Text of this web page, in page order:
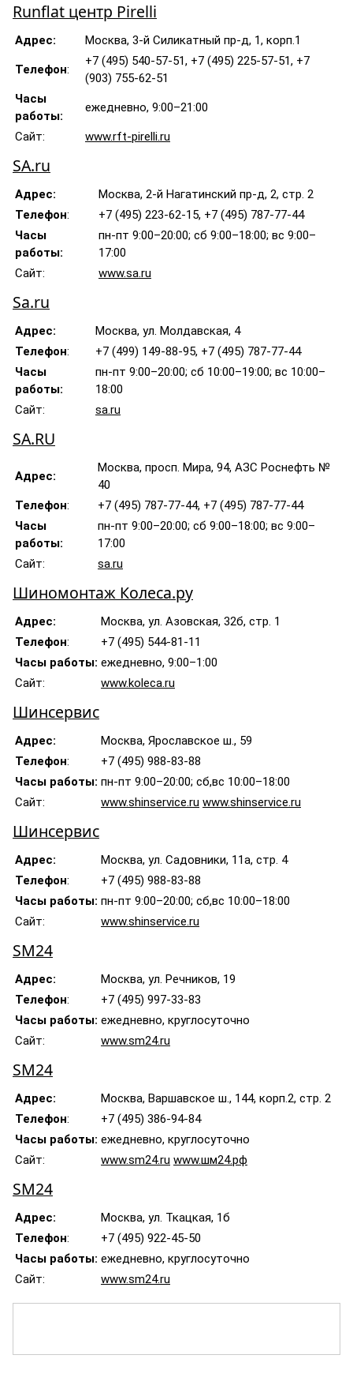
Runflat центр Pirelli
Адрес: Москва, 3-й Силикатный пр-д, 1, корп.1
Телефон:
+7 (495) 540-57-51, +7 (495) 225-57-51, +7
(903) 755-62-51
Часы
работы:
ежедневно, 9:00–21:00
Сайт: www.rft-pirelli.ru
SA.ru
Адрес:
Москва, 2-й Нагатинский пр-д, 2, стр. 2
Телефон:
+7 (495) 223-62-15, +7 (495) 787-77-44
Часы
работы:
пн-пт 9:00–20:00; сб 9:00–18:00; вс 9:00–
17:00
Сайт:
www.sa.ru
Sa.ru
Адрес:
Москва, ул. Молдавская, 4
Телефон:
+7 (499) 149-88-95, +7 (495) 787-77-44
Часы
работы:
пн-пт 9:00–20:00; сб 10:00–19:00; вс 10:00–
18:00
Сайт:
sa.ru
SA.RU
Адрес:
Москва, просп. Мира, 94, АЗС Роснефть №
40
Телефон:
+7 (495) 787-77-44, +7 (495) 787-77-44
Часы
работы:
пн-пт 9:00–20:00; сб 9:00–18:00; вс 9:00–
17:00
Сайт:
sa.ru
Шиномонтаж Колеса.ру
Адрес:
Москва, ул. Азовская, 32б, стр. 1
Телефон:
+7 (495) 544-81-11
Часы работы: ежедневно, 9:00–1:00
Сайт:
www.koleca.ru
Шинсервис
Адрес:
Москва, Ярославское ш., 59
Телефон:
+7 (495) 988-83-88
Часы работы: пн-пт 9:00–20:00; сб,вс 10:00–18:00
Сайт:
www.shinservice.ru www.shinservice.ru
Шинсервис
Адрес:
Москва, ул. Садовники, 11а, стр. 4
Телефон:
+7 (495) 988-83-88
Часы работы: пн-пт 9:00–20:00; сб,вс 10:00–18:00
Сайт:
www.shinservice.ru
SM24
Адрес:
Москва, ул. Речников, 19
Телефон:
+7 (495) 997-33-83
Часы работы: ежедневно, круглосуточно
Сайт:
www.sm24.ru
SM24
Адрес:
Москва, Варшавское ш., 144, корп.2, стр. 2
Телефон:
+7 (495) 386-94-84
Часы работы: ежедневно, круглосуточно
Сайт:
www.sm24.ru www.шм24.рф
SM24
Адрес:
Москва, ул. Ткацкая, 1б
Телефон:
+7 (495) 922-45-50
Часы работы: ежедневно, круглосуточно
Сайт:
www.sm24.ru